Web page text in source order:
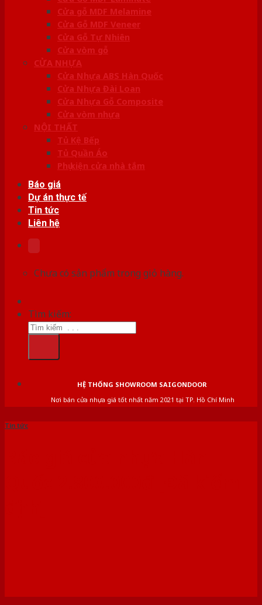
Cửa gỗ MDF Melamine
Cửa Gỗ MDF Veneer
Cửa Gỗ Tự Nhiên
Cửa vòm gỗ
CỬA NHỰA
Cửa Nhựa ABS Hàn Quốc
Cửa Nhựa Đài Loan
Cửa Nhựa Gỗ Composite
Cửa vòm nhựa
NỘI THẤT
Tủ Kệ Bếp
Tủ Quần Áo
Phụ kiện cửa nhà tắm
Báo giá
Dự án thực tế
Tin tức
Liên hệ
Chưa có sản phẩm trong giỏ hàng.
Tìm kiếm:
HỆ THỐNG SHOWROOM SAIGONDOOR
Nơi bán cửa nhựa giá tốt nhất năm 2021 tại TP. Hồ Chí Minh
Tin tức